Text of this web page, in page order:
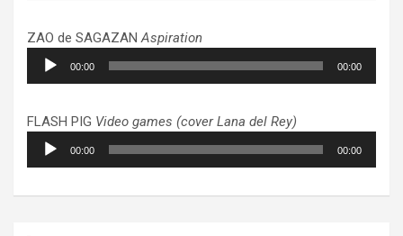
ZAO de SAGAZANAspiration
Lecteur
audio
00:00 00:00
FLASH PIG Video games (cover Lana del Rey)
Lecteur
audio
00:00 00:00